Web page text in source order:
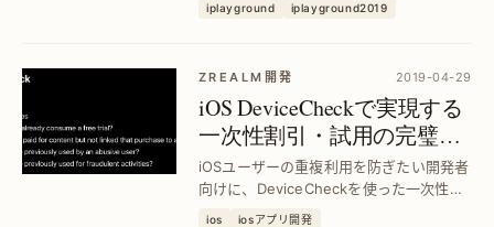
し、技術力アップとネットワーク拡大を
iplayground iplayground2019
ZREALM開発 2019-04-29
iOS DeviceCheckで実現する
一次性割引・試用の完璧な
管理｜Swift活用法
iOSユーザーの重複利用を防ぎたい開発者
向けに、DeviceCheckを使った一次性割
引や試用の確実な制御方法を解説。Swift
ios iosアプリ開発